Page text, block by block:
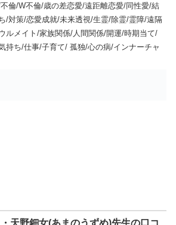
倫/W不倫/歳の差恋愛/遠距離恋愛/同性愛/結
/対策/恋愛成就/未来透視/生霊/除霊/霊障/遠隔
ルメイト/家族関係/人間関係/開運/時期当て/
持ち/仕事/子育て/ 孤独/心の病/インナーチャ
天野鈿女(あまのうずめ)先生の口コ